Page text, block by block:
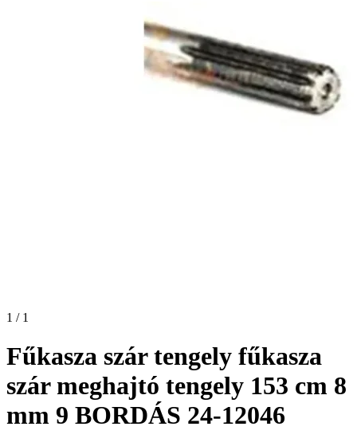
1 / 1
Fűkasza szár tengely fűkasza
szár meghajtó tengely 153 cm 8
mm 9 BORDÁS 24-12046